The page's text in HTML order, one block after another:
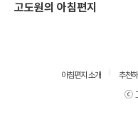
고도원의 아침편지
아침편지 소개 추천하
ⓒ